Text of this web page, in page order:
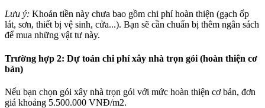
Lưu ý: Khoản tiền này chưa bao gồm chi phí hoàn thiện (gạch ốp
lát, sơn, thiết bị vệ sinh, cửa...). Bạn sẽ cần chuẩn bị thêm ngân sách
để mua những vật tư này.
Trường hợp 2: Dự toán chi phí xây nhà trọn gói (hoàn thiện cơ
bản)
Nếu bạn chọn gói xây nhà trọn gói với mức hoàn thiện cơ bản, đơn
giá khoảng 5.500.000 VNĐ/m2.